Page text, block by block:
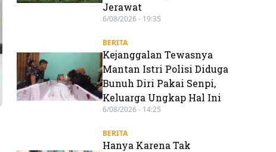
Jerawat
6/08/2026 - 19:35
BERITA
Kejanggalan Tewasnya
Mantan Istri Polisi Diduga
Bunuh Diri Pakai Senpi,
Keluarga Ungkap Hal Ini
6/08/2026 - 14:25
BERITA
Hanya Karena Tak